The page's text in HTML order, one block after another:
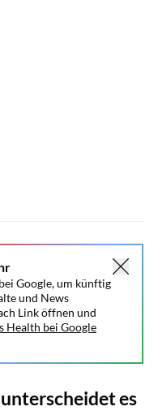
Google, um künftig
und News
Link öffnen und
Health bei Google
es